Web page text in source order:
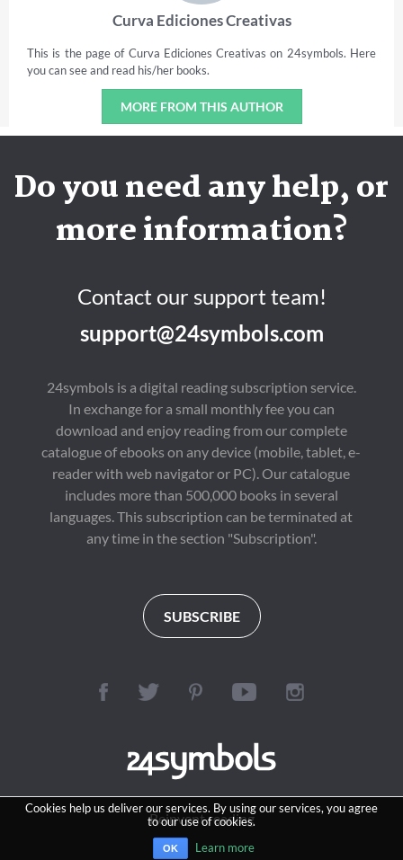
Curva Ediciones Creativas
This is the page of Curva Ediciones Creativas on 24symbols. Here
you can see and read his/her books.
MORE FROM THIS AUTHOR
Cookies help us deliver our services. By using our services, you agree
to our use of cookies.
OK Learn more
Do you need any help, or
more information?
Contact our support team!
support@24symbols.com
24symbols is a digital reading subscription service.
In exchange for a small monthly fee you can
download and enjoy reading from our complete
catalogue of ebooks on any device (mobile, tablet, e-
reader with web navigator or PC). Our catalogue
includes more than 500,000 books in several
languages. This subscription can be terminated at
any time in the section "Subscription".
SUBSCRIBE
Reinvent reading